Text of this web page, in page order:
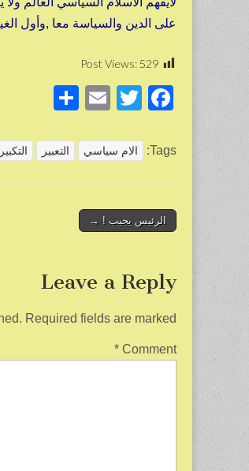
على الدين والسياسة معا ,وأول
Post Views: 529
F
c
o
k
T
tt
E
ail
ar
Tags: الام سياسي التعبير التكبير
Post
الرئيس يجيب ! →
Leave a Reply
Required fields are marked
Comment
*